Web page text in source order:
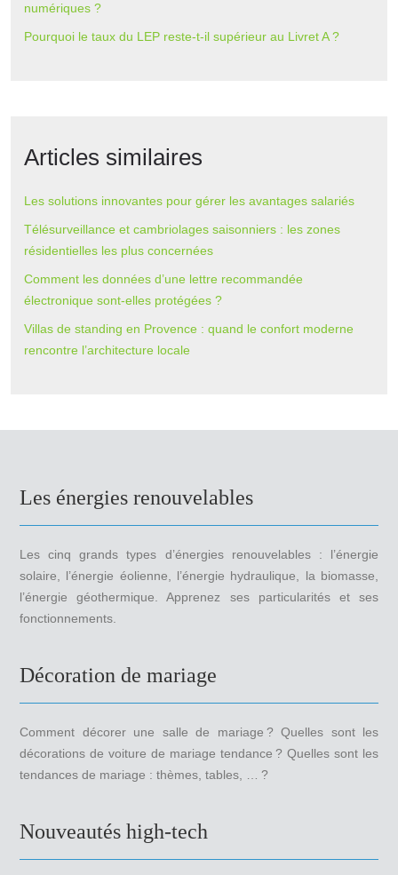
numériques ?
Pourquoi le taux du LEP reste-t-il supérieur au Livret A ?
Articles similaires
Les solutions innovantes pour gérer les avantages salariés
Télésurveillance et cambriolages saisonniers : les zones
résidentielles les plus concernées
Comment les données d’une lettre recommandée
électronique sont-elles protégées ?
Villas de standing en Provence : quand le confort moderne
rencontre l’architecture locale
Les énergies renouvelables
Les cinq grands types d’énergies renouvelables : l’énergie
solaire, l’énergie éolienne, l’énergie hydraulique, la biomasse,
l’énergie géothermique. Apprenez ses particularités et ses
fonctionnements.
Décoration de mariage
Comment décorer une salle de mariage ? Quelles sont les
décorations de voiture de mariage tendance ? Quelles sont les
tendances de mariage : thèmes, tables, … ?
Nouveautés high-tech